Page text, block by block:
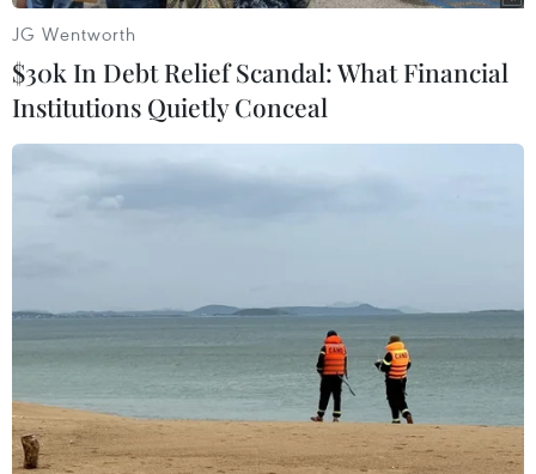
Bắc Dải Gaza ngày 26/2/2024. (Ảnh: AFP/TTXVN)
Ngày 28/2, Lực lượng Phòng vệ Israel (IDF)
thông báo trong 2 ngày qua, lực lượng này đã sử
dụng máy bay vận chuyển và thả khoảng 160
kiện hàng viện trợ gồm thực phẩm và thuốc
JG Wentworth
$30k In Debt Relief Scandal: What Financial
Institutions Quietly Conceal